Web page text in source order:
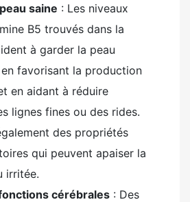
saine : Les niveaux
B5 trouvés dans la
à garder la peau
favorisant la production
en aidant à réduire
lignes fines ou des rides.
des propriétés
qui peuvent apaiser la
irritée.
cérébrales : Des